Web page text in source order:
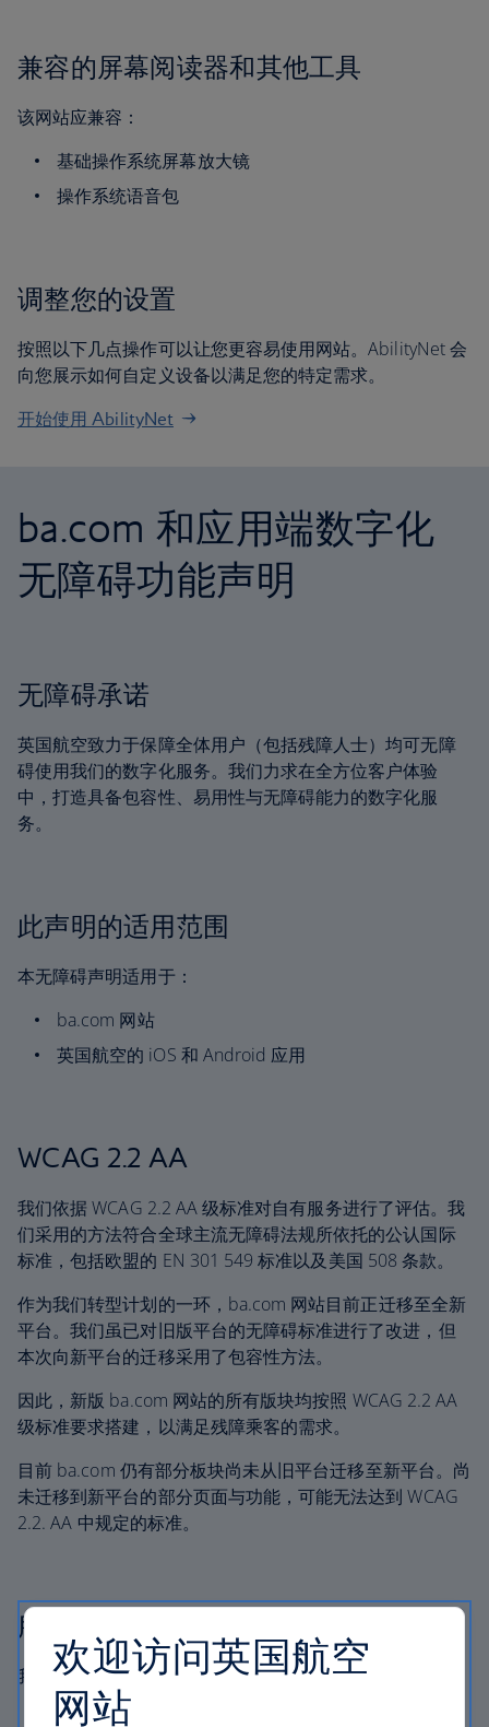
兼容的屏幕阅读器和其他工具
该网站应兼容：
基础操作系统屏幕放大镜
操作系统语音包
调整您的设置
按照以下几点操作可以让您更容易使用网站。AbilityNet 会
向您展示如何自定义设备以满足您的特定需求。
开始使用 AbilityNet
ba.com 和应用端数字化
无障碍功能声明
无障碍承诺
英国航空致力于保障全体用户（包括残障人士）均可无障
碍使用我们的数字化服务。我们力求在全方位客户体验
中，打造具备包容性、易用性与无障碍能力的数字化服
务。
此声明的适用范围
本无障碍声明适用于：
ba.com 网站
英国航空的 iOS 和 Android 应用
WCAG 2.2 AA
我们依据 WCAG 2.2 AA 级标准对自有服务进行了评估。我
们采用的方法符合全球主流无障碍法规所依托的公认国际
标准，包括欧盟的 EN 301 549 标准以及美国 508 条款。
作为我们转型计划的一环，ba.com 网站目前正迁移至全新
平台。我们虽已对旧版平台的无障碍标准进行了改进，但
本次向新平台的迁移采用了包容性方法。
因此，新版 ba.com 网站的所有版块均按照 WCAG 2.2 AA
级标准要求搭建，以满足残障乘客的需求。
目前 ba.com 仍有部分板块尚未从旧平台迁移至新平台。尚
未迁移到新平台的部分页面与功能，可能无法达到 WCAG
2.2. AA 中规定的标准。
服务及无障碍设计方法说明
我们的数字化服务旨在实现以下目标：
可感知– 我们的内容以多种格式提供
欢迎访问英国航空
网站